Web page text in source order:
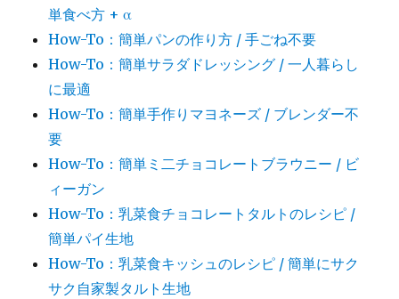
単食べ方 + α
How-To：簡単パンの作り方 / 手ごね不要
How-To：簡単サラダドレッシング / 一人暮らし
に最適
How-To：簡単手作りマヨネーズ / ブレンダー不
要
How-To：簡単ミ二チョコレートブラウニー / ビ
ィーガン
How-To：乳菜食チョコレートタルトのレシピ /
簡単パイ生地
How-To：乳菜食キッシュのレシピ / 簡単にサク
サク自家製タルト生地